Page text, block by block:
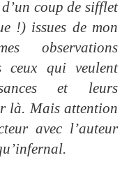
coup de sifflet
!) issues de mon
observations
ceux qui veulent
et leurs
là. Mais attention
avec l’auteur